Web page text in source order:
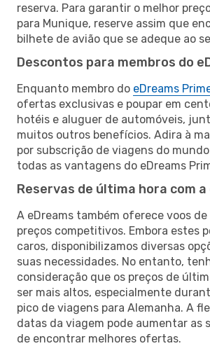
reserva. Para garantir o melhor
para Munique, reserve assim que
bilhete de avião que se adeque ao
Descontos para membros do
Enquanto membro do eDreams
ofertas exclusivas e poupar em
hotéis e aluguer de automóveis,
muitos outros benefícios. Adira à
por subscrição de viagens do
todas as vantagens do eDreams
Reservas de última hora com a
A eDreams também oferece voos
preços competitivos. Embora estes
caros, disponibilizamos diversas
suas necessidades. No entanto,
consideração que os preços de
ser mais altos, especialmente
pico de viagens para Alemanha. A
datas da viagem pode aumentar as
de encontrar melhores ofertas.